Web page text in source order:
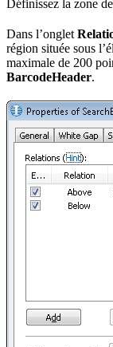
Définissez la zone
Dans l’onglet
région située sous
maximale de 200
BarcodeHeader.